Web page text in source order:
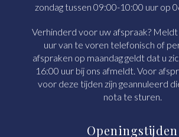
zondag tussen 09:00-10:00 uur op
Verhinderd voor uw afspraak?
uur van te voren telefonisch of
afspraken op maandag geldt dat u
16:00 uur bij ons afmeldt. Voor
voor deze tijden zijn geannuleerd
nota te sturen.
Openingstijden